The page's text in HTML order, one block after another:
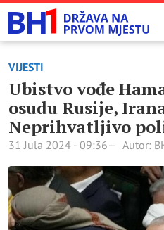
VIJESTI
Ubistvo vođe
osudu Rusije,
Neprihvatljivo
31 Jula 2024 - 09:36 Autor: